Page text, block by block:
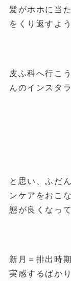
髪がホホに当
をくり返すよ
皮ふ科へ行こ
んのインスタ
と思い、ふだ
ンケアをおこ
態が良くなっ
新月＝排出時
実感するばかり